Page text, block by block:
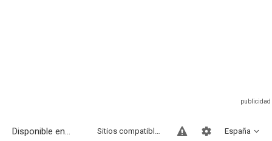
Disponible en... España
Sitios compatibles